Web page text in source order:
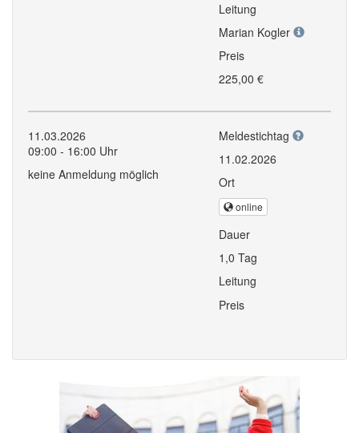
Leitung
Marian Kogler
Preis
225,00 €
11.03.2026
09:00 - 16:00 Uhr
keine Anmeldung möglich
Meldestichtag
11.02.2026
Ort
online
Dauer
1,0 Tag
Leitung
Preis